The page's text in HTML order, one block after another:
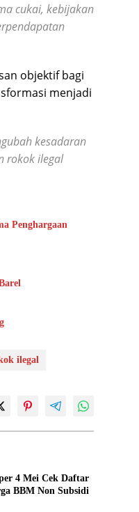
cukai, kebijakan
objektif bagi
menjadi
kesadaran
rokok ilegal
Penghargaan
ilegal
4 Mei Cek Daftar
BBM Non Subsidi